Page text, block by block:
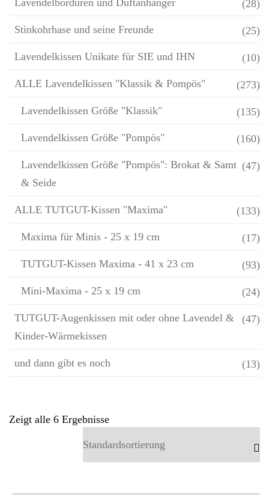
Lavendelbordüren und Duftanhänger (28)
Stinkohrhase und seine Freunde (25)
Lavendelkissen Unikate für SIE und IHN (10)
ALLE Lavendelkissen "Klassik & Pompös" (273)
Lavendelkissen Größe "Klassik" (135)
Lavendelkissen Größe "Pompös" (160)
Lavendelkissen Größe "Pompös": Brokat & Samt
& Seide
(47)
ALLE TUTGUT-Kissen "Maxima" (133)
Maxima für Minis - 25 x 19 cm (17)
TUTGUT-Kissen Maxima - 41 x 23 cm (93)
Mini-Maxima - 25 x 19 cm (24)
TUTGUT-Augenkissen mit oder ohne Lavendel &
Kinder-Wärmekissen
(47)
und dann gibt es noch (13)
Zeigt alle 6 Ergebnisse